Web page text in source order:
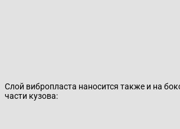
Слой вибропласта наносится также и на
части кузова: